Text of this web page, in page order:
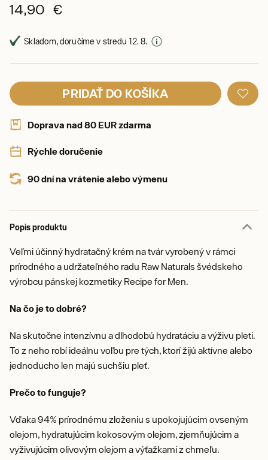
14,90 €
Skladom, doručíme v stredu 12. 8.
PRIDAŤ DO KOŠÍKA
Doprava nad 80 EUR zdarma
Rýchle doručenie
90 dní na vrátenie alebo výmenu
Popis produktu
Veľmi účinný hydratačný krém na tvár vyrobený v rámci
prírodného a udržateľného radu Raw Naturals švédskeho
výrobcu pánskej kozmetiky Recipe for Men.
Na čo je to dobré?
Na skutočne intenzívnu a dlhodobú hydratáciu a výživu pleti.
To z neho robí ideálnu voľbu pre tých, ktorí žijú aktívne alebo
jednoducho len majú suchšiu pleť.
Prečo to funguje?
Vďaka 94% prírodnému zloženiu s upokojujúcim ovseným
olejom, hydratujúcim kokosovým olejom, zjemňujúcim a
vyživujúcim olivovým olejom a výťažkami z chmeľu.